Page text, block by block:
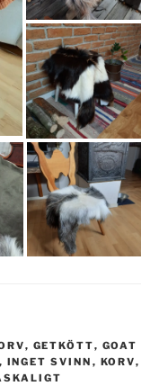
, GETKÖTT, GOAT
, INGET SVINN , KORV,